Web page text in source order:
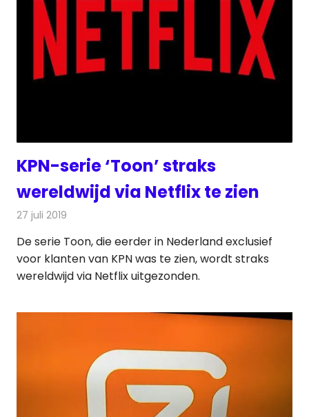
KPN-serie ‘Toon’ straks
wereldwijd via Netflix te zien
27 juli 2019
De serie Toon, die eerder in Nederland exclusief
voor klanten van KPN was te zien, wordt straks
wereldwijd via Netflix uitgezonden.